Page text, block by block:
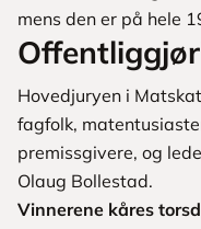
mens den er på hele
Hovedjuryen i
fagfolk,
premissgivere, og
Olaug Bollestad.
Vinnerene kåres